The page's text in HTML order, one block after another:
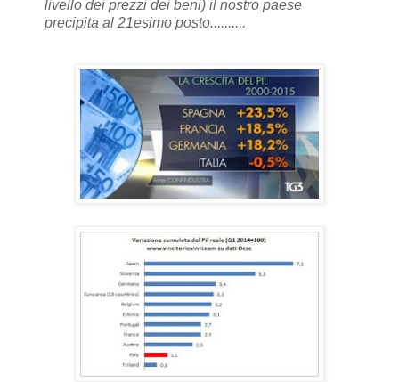
livello dei prezzi dei beni) il nostro paese
precipita al 21esimo posto..........